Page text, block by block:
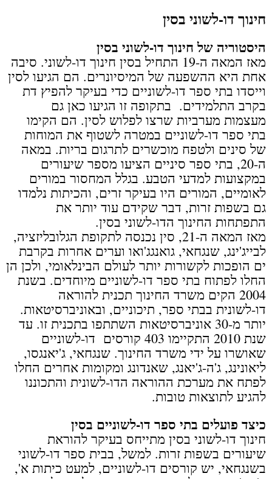
חינוך דו-לשוני בסין
היסטוריה של חינוך דו-לשוני בסין
מאז המאה ה-19 התחיל בסין חינוך דו-לשוני. סיבה
אחת היא ההשפעה של המיסיונרים. הם הגיעו לסין
וייסדו בתי ספר דו-לשוניים כדי בעיקר להפיץ דת
בקרב התלמידים. בתקופה זו הגיעו כאן גם
מעצמות מערביות שרצו לפלוש לסין. הם הקימו
בתי ספר דו-לשוניים במטרה לשטוף את המוחות
של סינים ולטפח מוכשרים לתרגום בריות. במאה
ה-20, בתי ספר סיניים הציעו מספר שיעורים
במקצועות למדעי הטבע. בגלל המחסור במורים
לאומיים, המורים היו בעיקר זרים, והכיתות נלמדו
גם בשפות זרות, דבר שקידם עוד יותר את
התפתחות החינוך הדו-לשוני בסין.
מאז המאה ה-21, סין נכנסה לתקופת הגלובליזציה,
לבייג'ינג, שנגחאי, גואנגג'ואו וערים אחרות בקרבת
ים הופכות לקשורות יותר לעולם הבינלאומי, ולכן הן
החלו לפתוח בתי ספר דו-לשוניים מיוחדים. בשנת
2004 הקים משרד החינוך תכנית להוראה
דו-לשונית בבתי ספר, תיכוניים, ובאוניברסיטאות.
יותר מ-30 אוניברסיטאות השתתפו בתכנית זו. עד
שנת 2010 התקיימו 403 קורסים דו-לשוניים
שאושרו על ידי משרד החינוך. שנגחאי, ג'יאנגסו,
ליאונינג, ג'ה-ג'יאנג, שאנדונג ומקומות אחרים החלו
לפתח את מערכת ההוראה הדו-לשונית והתכוננו
להגיע לתוצאות טובות.
כיצד פועלים בתי ספר דו-לשוניים בסין
חינוך דו-לשוני בסין מתייחס בעיקר להוראת
שיעורים בשפות זרות. למשל, בבית ספר דו-לשוני
בשנגחאי, יש קורסים דו-לשוניים, למעט כיתות א',